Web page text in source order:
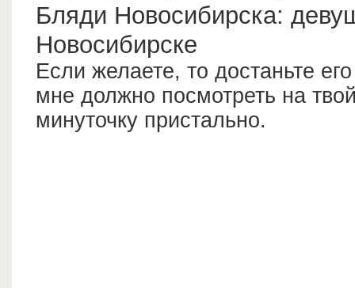
Бляди Новосибирска:
Новосибирске
Если желаете, то достаньте
мне должно посмотреть на
минуточку пристально.